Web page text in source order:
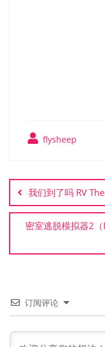
flysheep
章
导
航
我们到了吗 RV
密室逃脱模拟器2
订阅评论